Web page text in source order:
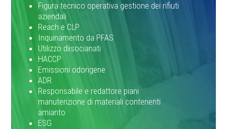
Figura tecnico operativa gestione dei rifiuti
aziendali
Reach e CLP
Inquinamento da PFAS
Utilizzo diisocianati
HACCP
Emissioni odorigene
ADR
Responsabile e redattore piani
manutenzione di materiali contenenti
amianto
ESG